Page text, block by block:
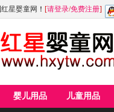
红星婴童网 ！ [请登录/免费注册]
婴儿用品 儿童用品